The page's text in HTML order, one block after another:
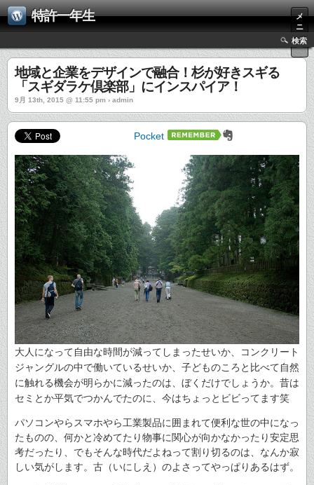
特許一年生
メ
ニ
ュ
ー
検索
地域と企業をデザインで融合！杉が好きスギる
「スギダラケ倶楽部」にインスパイア！
9月 13th, 2015 @ 11:55 pm › admin
Pocket
大人になって自由な時間が減ってしまったせいか、コンクリート
ジャングルの中で働いているせいか、子どものころと比べて自然
に触れる機会が明らかに減ったのは、 ぼくだけでしょうか。昔は
セミとか平気でつかんでたのに、今はちょっとビビってます笑
パソコンやらスマホやら工業製品に囲まれて便利な世の中になっ
たものの、何かと冷めてたり物事に関心が向かなかったり安定思
考だったり、でもそんな時代だよねって割り切るのは、なんか寂
しい気がします。古（いにしえ）のよさってやっぱりあるはず。